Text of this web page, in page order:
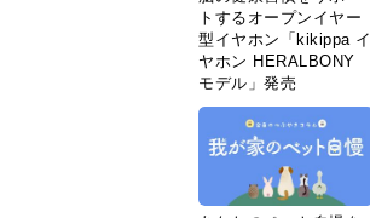
トするオープンイヤー
型イヤホン「kikippa イ
ヤホン HERALBONY
モデル」発売